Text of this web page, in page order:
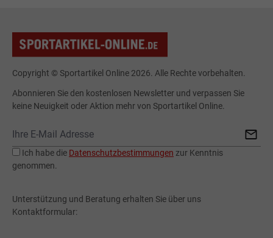
Copyright © Sportartikel Online 2026. Alle Rechte vorbehalten.
Abonnieren Sie den kostenlosen Newsletter und verpassen Sie
keine Neuigkeit oder Aktion mehr von Sportartikel Online.
Ich habe die Datenschutzbestimmungen zur Kenntnis
genommen.
Unterstützung und Beratung erhalten Sie über uns
Kontaktformular: